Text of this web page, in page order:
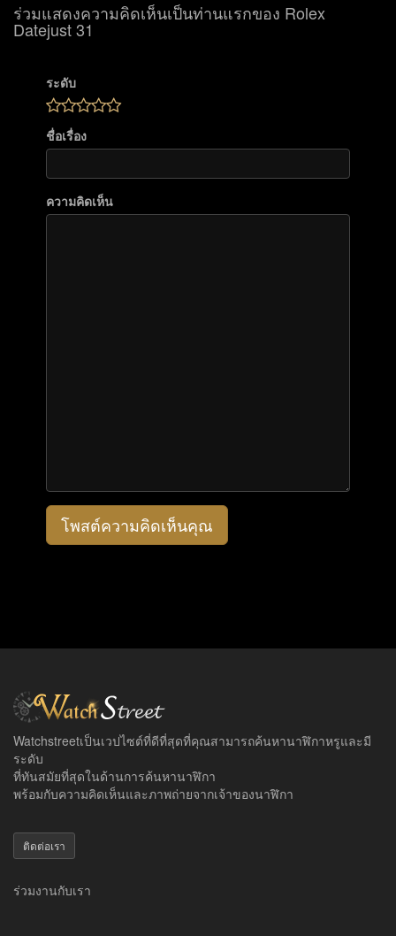
ร่วมแสดงความคิดเห็นเป็นท่านแรกของ Rolex
Datejust 31
ระดับ
ชื่อเรื่อง
ความคิดเห็น
โพสต์ความคิดเห็นคุณ
Watchstreetเป็นเวปไซต์ที่ดีที่สุดที่คุณสามารถค้นหานาฬิกาหรูและมี
ระดับ
ที่ทันสมัยที่สุดในด้านการค้นหานาฬิกา
พร้อมกับความคิดเห็นและภาพถ่ายจากเจ้าของนาฬิกา
ติดต่อเรา
ร่วมงานกับเรา